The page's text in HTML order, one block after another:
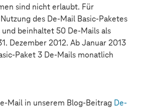
sind nicht erlaubt. Für
des De-Mail Basic-Paketes
beinhaltet 50 De-Mails als
Dezember 2012. Ab Januar 2013
Paket 3 De-Mails monatlich
Mail in unserem Blog-Beitrag De-